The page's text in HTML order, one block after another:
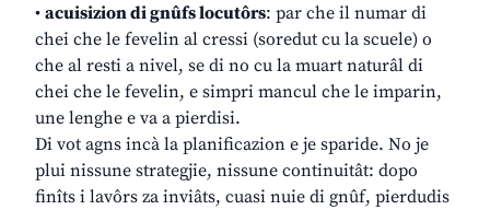
• acuisizion di gnûfs locutôrs: par che il numar di
chei che le fevelin al cressi (soredut cu la scuele) o
che al resti a nivel, se di no cu la muart naturâl di
chei che le fevelin, e simpri mancul che le imparin,
une lenghe e va a pierdisi.
Di vot agns incà la planificazion e je sparide. No je
plui nissune strategjie, nissune continuitât: dopo
finîts i lavôrs za inviâts, cuasi nuie di gnûf, pierdudis